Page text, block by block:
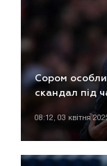
Сором
скандал під
08:12, 03 квітня